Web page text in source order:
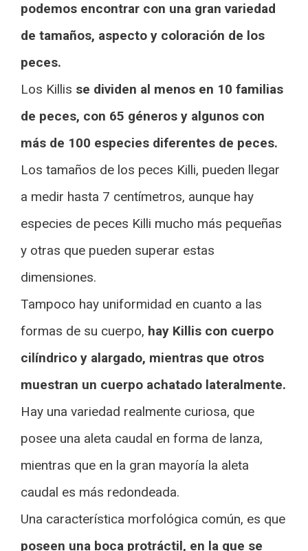
podemos encontrar con una gran variedad
de tamaños, aspecto y coloración de los
peces.
Los Killis se dividen al menos en 10 familias
de peces, con 65 géneros y algunos con
más de 100 especies diferentes de peces.
Los tamaños de los peces Killi, pueden llegar
a medir hasta 7 centímetros, aunque hay
especies de peces Killi mucho más pequeñas
y otras que pueden superar estas
dimensiones.
Tampoco hay uniformidad en cuanto a las
formas de su cuerpo, hay Killis con cuerpo
cilíndrico y alargado, mientras que otros
muestran un cuerpo achatado lateralmente.
Hay una variedad realmente curiosa, que
posee una aleta caudal en forma de lanza,
mientras que en la gran mayoría la aleta
caudal es más redondeada.
Una característica morfológica común, es que
poseen una boca protráctil, en la que se